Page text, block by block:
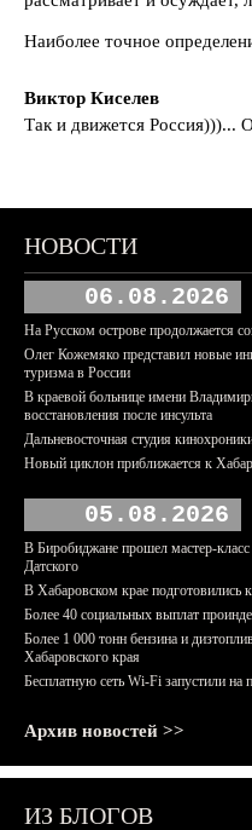
Наиболее точное
Виктор Киселев
Так и движется
НОВОСТИ
06.08.2026
На Русском острове продолжается
Олег Кожемяко представил новые
туризма в России
В краевой больнице имени
восстановления после инсульта
Дальневосточная студия
Новый циклон приближается к
05.08.2026
В Биробиджане прошел мастер-
Датского
В Хабаровском крае
Более 40 социальных выплат
Более 1 000 тонн бензина и
Хабаровского края
Бесплатную сеть Wi-Fi запустили
Архив новостей >>
ИЗ БЛОГОВ